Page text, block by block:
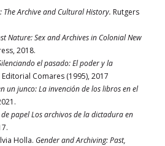
The Archive and Cultural History. Rutgers
Nature: Sex and Archives in Colonial New
2018.
el pasado: El poder y la
Editorial Comares (1995), 2017
un junco: La invención de los libros en el
de papel Los archivos de la dictadura en
Holla. Gender and Archiving: Past,